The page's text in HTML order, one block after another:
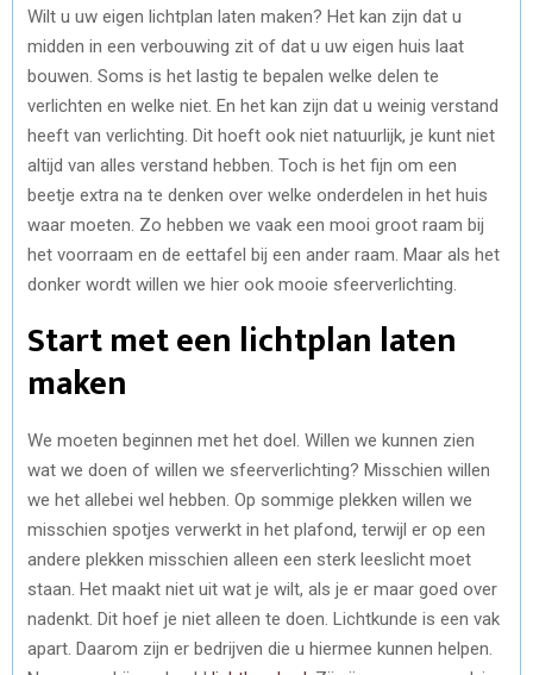
Wilt u uw eigen lichtplan laten maken? Het kan zijn dat u
midden in een verbouwing zit of dat u uw eigen huis laat
bouwen. Soms is het lastig te bepalen welke delen te
verlichten en welke niet. En het kan zijn dat u weinig verstand
heeft van verlichting. Dit hoeft ook niet natuurlijk, je kunt niet
altijd van alles verstand hebben. Toch is het fijn om een
beetje extra na te denken over welke onderdelen in het huis
waar moeten. Zo hebben we vaak een mooi groot raam bij
het voorraam en de eettafel bij een ander raam. Maar als het
donker wordt willen we hier ook mooie sfeerverlichting.
Start met een lichtplan laten
maken
We moeten beginnen met het doel. Willen we kunnen zien
wat we doen of willen we sfeerverlichting? Misschien willen
we het allebei wel hebben. Op sommige plekken willen we
misschien spotjes verwerkt in het plafond, terwijl er op een
andere plekken misschien alleen een sterk leeslicht moet
staan. Het maakt niet uit wat je wilt, als je er maar goed over
nadenkt. Dit hoef je niet alleen te doen. Lichtkunde is een vak
apart. Daarom zijn er bedrijven die u hiermee kunnen helpen.